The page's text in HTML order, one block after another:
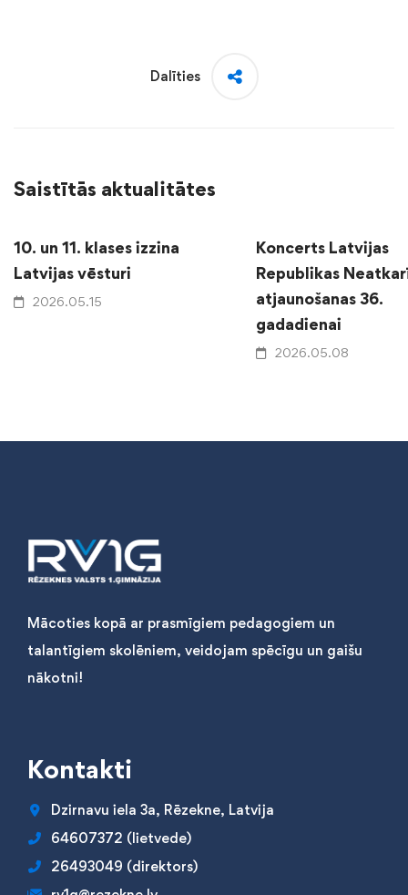
Dalīties
Saistītās aktualitātes
10. un 11. klases izzina
Latvijas vēsturi
2026.05.15
Koncerts Latvijas
Republikas
atjaunošanas 36.
gadadienai
2026.05.08
Mācoties kopā ar prasmīgiem pedagogiem un
talantīgiem skolēniem, veidojam spēcīgu un gaišu
nākotni!
Kontakti
Dzirnavu iela 3a, Rēzekne, Latvija
64607372 (lietvede)
26493049 (direktors)